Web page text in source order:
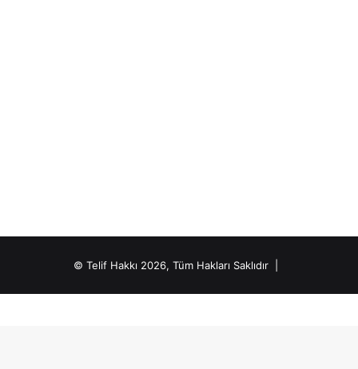
© Telif Hakkı 2026, Tüm Hakları Saklıdır |